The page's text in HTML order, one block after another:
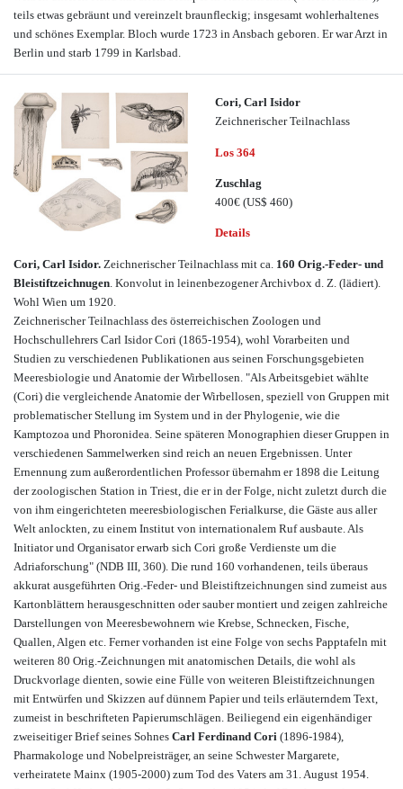
teils etwas gebräunt und vereinzelt braunfleckig; insgesamt wohlerhaltenes
und schönes Exemplar. Bloch wurde 1723 in Ansbach geboren. Er war Arzt in
Berlin und starb 1799 in Karlsbad.
Cori, Carl Isidor
Zeichnerischer Teilnachlass
Los 364
Zuschlag
400€ (US$ 460)
Details
Cori, Carl Isidor. Zeichnerischer Teilnachlass mit ca. 160 Orig.-Feder- und
Bleistiftzeichnugen . Konvolut in leinenbezogener Archivbox d. Z. (lädiert).
Wohl Wien um 1920.
Zeichnerischer Teilnachlass des österreichischen Zoologen und
Hochschullehrers Carl Isidor Cori (1865-1954), wohl Vorarbeiten und
Studien zu verschiedenen Publikationen aus seinen Forschungsgebieten
Meeresbiologie und Anatomie der Wirbellosen. "Als Arbeitsgebiet wählte
(Cori) die vergleichende Anatomie der Wirbellosen, speziell von Gruppen mit
problematischer Stellung im System und in der Phylogenie, wie die
Kamptozoa und Phoronidea. Seine späteren Monographien dieser Gruppen in
verschiedenen Sammelwerken sind reich an neuen Ergebnissen. Unter
Ernennung zum außerordentlichen Professor übernahm er 1898 die Leitung
der zoologischen Station in Triest, die er in der Folge, nicht zuletzt durch die
von ihm eingerichteten meeresbiologischen Ferialkurse, die Gäste aus aller
Welt anlockten, zu einem Institut von internationalem Ruf ausbaute. Als
Initiator und Organisator erwarb sich Cori große Verdienste um die
Adriaforschung" (NDB III, 360). Die rund 160 vorhandenen, teils überaus
akkurat ausgeführten Orig.-Feder- und Bleistiftzeichnungen sind zumeist aus
Kartonblättern herausgeschnitten oder sauber montiert und zeigen zahlreiche
Darstellungen von Meeresbewohnern wie Krebse, Schnecken, Fische,
Quallen, Algen etc. Ferner vorhanden ist eine Folge von sechs Papptafeln mit
weiteren 80 Orig.-Zeichnungen mit anatomischen Details, die wohl als
Druckvorlage dienten, sowie eine Fülle von weiteren Bleistiftzeichnungen
mit Entwürfen und Skizzen auf dünnem Papier und teils erläuterndem Text,
zumeist in beschrifteten Papierumschlägen. Beiliegend ein eigenhändiger
zweiseitiger Brief seines Sohnes Carl Ferdinand Cori (1896-1984),
Pharmakologe und Nobelpreisträger, an seine Schwester Margarete,
verheiratete Mainx (1905-2000) zum Tod des Vaters am 31. August 1954.